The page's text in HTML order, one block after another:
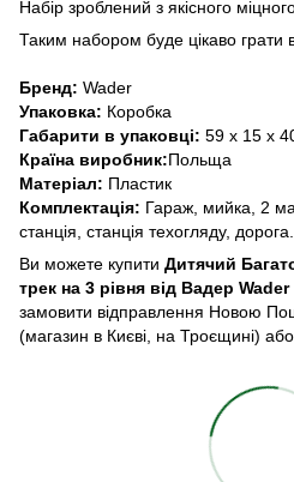
Набір зроблений з якісного
Таким набором буде цікаво грати
Бренд: Wader
Упаковка: Коробка
Габарити в упаковці: 59 x 15 x
Країна виробник:Польща
Матеріал: Пластик
Комплектація: Гараж, мийка, 2
станція, станція техогляду, дорога.
Ви можете купити Дитячий
трек на 3 рівня від Вадер
замовити відправлення Новою
(магазин в Києві, на Троєщині) або